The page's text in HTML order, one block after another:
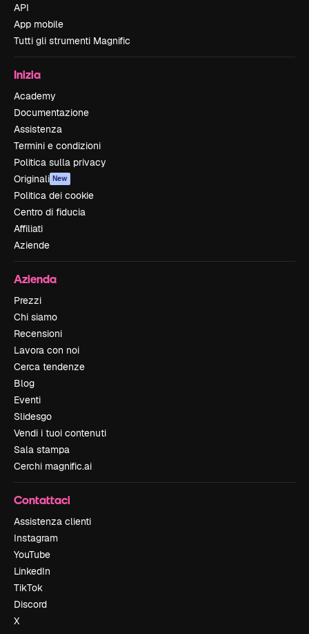
API
App mobile
Tutti gli strumenti Magnific
Inizia
Academy
Documentazione
Assistenza
Termini e condizioni
Politica sulla privacy
Originali New
Politica dei cookie
Centro di fiducia
Affiliati
Aziende
Azienda
Prezzi
Chi siamo
Recensioni
Lavora con noi
Cerca tendenze
Blog
Eventi
Slidesgo
Vendi i tuoi contenuti
Sala stampa
Cerchi magnific.ai
Contattaci
Assistenza clienti
Instagram
YouTube
LinkedIn
TikTok
Discord
X